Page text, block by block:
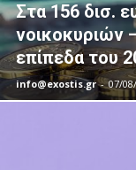
Στα 156 δισ.
νοικοκυριών
επίπεδα του
info@exostis.gr - 07/